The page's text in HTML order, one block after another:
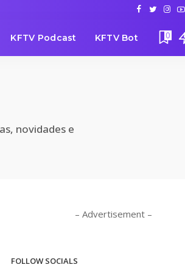
KFTV Podcast KFTV Bot 0
novidades e
– Advertisement –
FOLLOW SOCIALS